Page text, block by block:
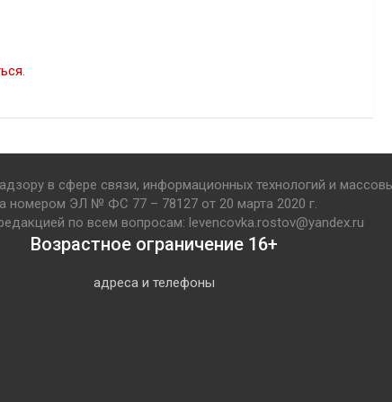
.
в сфере связи, информационных технологий и
номером ЭЛ № ФС 77 – 78127 от 20 марта 2020 г.
по всем вопросам: levencovka.rostov@yandex.ru
Возрастное ограничение 16+
адреса и телефоны